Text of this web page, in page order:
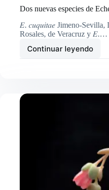
Dos nuevas especies de
𝐸. 𝑐𝑢𝑞𝑢𝑖𝑡𝑎𝑒 Jimeno-
Rosales, de Veracruz y 𝐸.…
Continuar leyendo
Dos
nuevas